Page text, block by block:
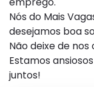
Nós do Mais
desejamos boa
Não deixe de
Estamos
juntos!